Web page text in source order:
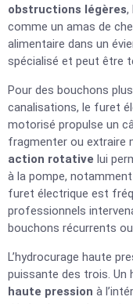
obstructions légères,
comme un amas de
alimentaire dans un
spécialisé et peut être
Pour des bouchons
canalisations, le furet
motorisé propulse un
fragmenter ou extraire
action rotative lui
à la pompe,
furet électrique est
professionnels
bouchons récurrents
L’hydrocurage haute
puissante des trois. Un
haute pression à